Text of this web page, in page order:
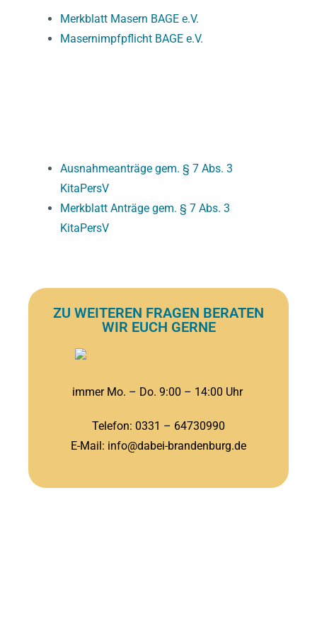
Merkblatt Masern BAGE e.V.
Masernimpfpflicht BAGE e.V.
Ausnahmeanträge gem. § 7 Abs. 3
KitaPersV
Merkblatt Anträge gem. § 7 Abs. 3
KitaPersV
ZU WEITEREN FRAGEN BERATEN
WIR EUCH GERNE
immer Mo. – Do. 9:00 – 14:00 Uhr
Telefon: 0331 – 64730990
E-Mail: info@dabei-brandenburg.de